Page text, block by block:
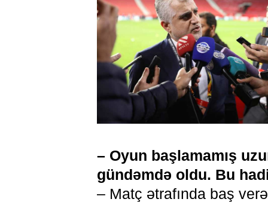
– Oyun başlamamış
gündəmdə oldu. Bu
– Matç ətrafında baş